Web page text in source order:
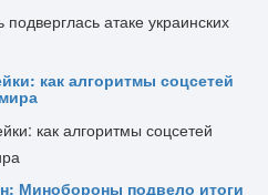
как алгоритмы соцсетей
Минобороны подвело итоги